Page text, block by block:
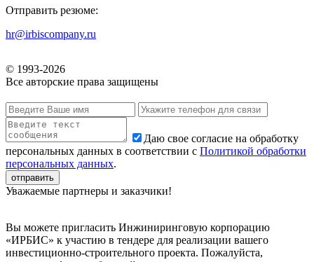
Отправить резюме:
hr@irbiscompany.ru
© 1993-2026
Все авторские права защищены
Даю свое согласие на обработку
персональных данных в соответствии с Политикой обработки
персональных данных.
Уважаемые партнеры и заказчики!
Вы можете пригласить Инжиниринговую корпорацию
«ИРБИС» к участию в тендере для реализации вашего
инвестиционно-строительного проекта. Пожалуйста,